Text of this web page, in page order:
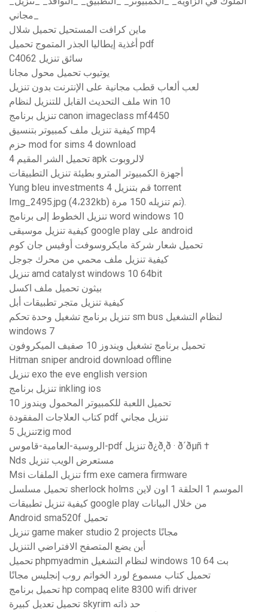
ماين كرافت المستحيل تحميل شلال
أغذية إيطاليا الجذر المتموج تحميل pdf
C4062 سائق تنزيل
يوتيوب تحميل محول مجانا
لعب ألعاب قطب مجانية على الإنترنت بدون تنزيل
ملف التحديث القابل للتنزيل لنظام win 10
تنزيل برنامج canon imageclass mf4450
كيفية تنزيل ملف كمبيوتر بتنسيق mp4
حزم mod for sims 4 download
تحميل الشر المقيم 4 apk لالروبوت
أجهزة الكمبيوتر المترو بطيئة تنزيل التطبيقات
Yung bleu investments 4 قم بتنزيل torrent
Img_2495.jpg (4،232kb) تم تنزيله 150 مرة).
تنزيل الخطوط إلى برنامج word windows 10
كيفية تنزيل موسيقى google play على android
تحميل شعار شركة مايكروسوفت أوفيس جان كوم
كيفية تنزيل ملف محمي من محرك جوجل
تنزيل amd catalyst windows 10 64bit
بيثون تحميل ملف اكسل
كيفية تنزيل متجر تطبيقات أبل
تنزيل برنامج تشغيل وحدة تحكم sm bus لنظام التشغيل
windows 7
تحميل برنامج تشغيل ويندوز 10 صفيف الميكروفون
Hitman sniper android download offline
تنزيل exo the eve english version
تنزيل برنامج inkling ios
تحميل اللعبة للكمبيوتر المحمول ويندوز 10
كتاب العلاجات المفقودة pdf تنزيل مجاني
تنزيل 5zig mod
الروسية-العامية-قاموس-pdf تنزيل ð¿ð¸ð · ð´ðµñ †
Nds مستعرض الويب تنزيل
Msi تنزيل الملفات frm exe camera firmware
تحميل مسلسل sherlock holms الموسم 1 الحلقة 1 اون لاين
كيفية تنزيل تطبيقات google play من خلال البيانات
Android sma520f تحميل
تنزيل game maker studio 2 projects مجانًا
أين يضع المتصفح الافتراضي التنزيل
تحميل phpmyadmin لنظام التشغيل windows 10 64 بت
تحميل كتاب مسموع لورد الخواتم روب إنجليس مجانًا
تحميل برنامج hp compaq elite 8300 wifi driver
تحميل تعديل كبيرة skyrim حد ذاته